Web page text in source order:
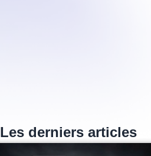
Les derniers articles